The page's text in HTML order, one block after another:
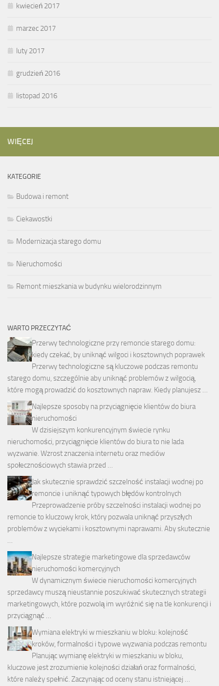
kwiecień 2017
marzec 2017
luty 2017
grudzień 2016
listopad 2016
WIĘCEJ
KATEGORIE
Budowa i remont
Ciekawostki
Modernizacja starego domu
Nieruchomości
Remont mieszkania w budynku wielorodzinnym
WARTO PRZECZYTAĆ
Przerwy technologiczne przy remoncie starego domu:
kiedy czekać, by uniknąć wilgoci i kosztownych poprawek
Przerwy technologiczne są kluczowe podczas remontu
starego domu, szczególnie aby uniknąć problemów z wilgocią,
które mogą prowadzić do kosztownych napraw. Kiedy planujesz …
Najlepsze sposoby na przyciągnięcie klientów do biura
nieruchomości
W dzisiejszym konkurencyjnym świecie rynku
nieruchomości, przyciągnięcie klientów do biura to nie lada
wyzwanie. Wzrost znaczenia internetu oraz mediów
społecznościowych stawia przed …
Jak skutecznie sprawdzić szczelność instalacji wodnej po
remoncie i uniknąć typowych błędów kontrolnych
Przeprowadzenie próby szczelności instalacji wodnej po
remoncie to kluczowy krok, który pozwala uniknąć przyszłych
problemów z wyciekami i kosztownymi naprawami. Aby skutecznie
…
Najlepsze strategie marketingowe dla sprzedawców
nieruchomości komercyjnych
W dynamicznym świecie nieruchomości komercyjnych
sprzedawcy muszą nieustannie poszukiwać skutecznych strategii
marketingowych, które pozwolą im wyróżnić się na tle konkurencji i
przyciągnąć …
Wymiana elektryki w mieszkaniu w bloku: kolejność
kroków, formalności i typowe wyzwania podczas remontu
Planując wymianę elektryki w mieszkaniu w bloku,
kluczowe jest zrozumienie kolejności działań oraz formalności,
które należy spełnić. Zaczynając od oceny stanu istniejącej …